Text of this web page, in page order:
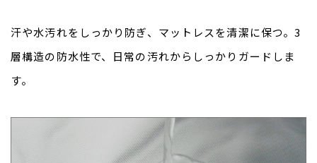
汗や水汚れをしっかり防ぎ、マットレスを清潔に保つ。3
層構造の防水性で、日常の汚れからしっかりガードしま
す。